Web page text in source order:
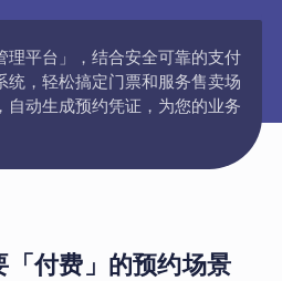
理平台」，结合安全可靠的支付
统，轻松搞定门票和服务售卖场
自动生成预约凭证，为您的业务
「付费」的预约场景